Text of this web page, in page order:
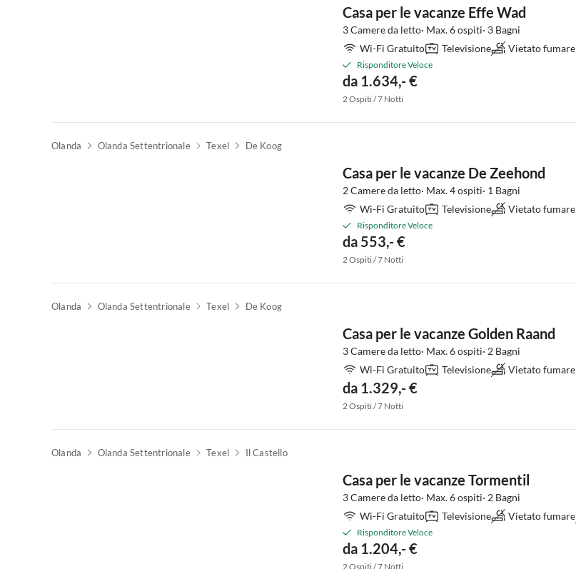
Casa per le vacanze Effe Wad
3 Camere da letto· Max. 6 ospiti· 3 Bagni
Wi-Fi Gratuito
Televisione Vietato fumare
Risponditore Veloce
da 1.634,- €
2 Ospiti / 7 Notti
Olanda Olanda Settentrionale Texel De Koog
Casa per le vacanze De Zeehond
2 Camere da letto· Max. 4 ospiti· 1 Bagni
Wi-Fi Gratuito
Televisione Vietato fumare
Risponditore Veloce
da 553,- €
2 Ospiti / 7 Notti
Olanda Olanda Settentrionale Texel De Koog
Casa per le vacanze Golden Raand
3 Camere da letto· Max. 6 ospiti· 2 Bagni
Wi-Fi Gratuito
Televisione Vietato fumare
da 1.329,- €
2 Ospiti / 7 Notti
Olanda Olanda Settentrionale Texel Il Castello
Casa per le vacanze Tormentil
3 Camere da letto· Max. 6 ospiti· 2 Bagni
Wi-Fi Gratuito
Televisione Vietato fumare
Risponditore Veloce
da 1.204,- €
2 Ospiti / 7 Notti